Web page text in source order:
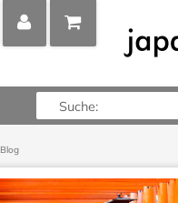
MEIN
POSITIONEN
ANZEIGEN
0,00 €*
Blog